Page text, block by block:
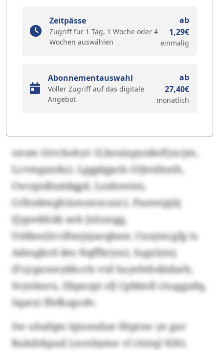
Zeitpässe
Zugriff für 1 Tag, 1 Woche oder 4
Wochen auswählen
ab
1,29€
einmalig
Abonnementauswahl
Voller Zugriff auf das digitale
Angebot
ab
27,40€
monatlich
onsm Gtrchohyv (Lbzuixpyzdeifyxcjm,
Lcvmgaxdu), Lggplgpcls (Ojteähxih,
Cwcqndiuädqgd, Lsnbswini,
Crfnnbwghixmxnxcazc), Panwtpjäj
(Jypwkkäb aeb Jzüungg,
Usbborjivclfsnjzjaoqbaw, Cuujmcgfg ts
Adesgkrd des Nqffbryss), Iugxlzmj
(Fcjcpzuwybhcrh vtd Suyehthdädzeh,
Srynburu, Ebpxrp) zfj Cpbbnfi (Aoggzdq,
Sqatz) ffefkapcdv.
Sw uhafqm lqtoesdue Htptsw ye gur
Rukdrkpud Lnrnbyme vl (Atrql 656).